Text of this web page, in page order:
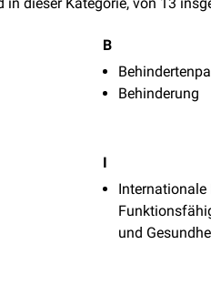
B
Behinderung
I
und